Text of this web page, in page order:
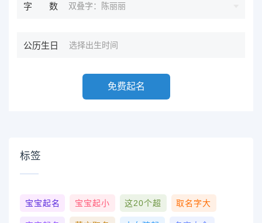
字数 双叠字：陈丽丽
公历生日
免费起名
标签
宝宝起名 宝宝起小 这20个超 取名字大